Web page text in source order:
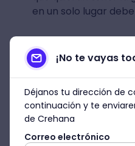
en un solo lugar
Y es que no solo
gestión de clientes.
funciones para la
informes, trabajo
contact center y
¡No te vayas
Déjanos tu dirección de
continuación y te
de Crehana
Correo electrónico